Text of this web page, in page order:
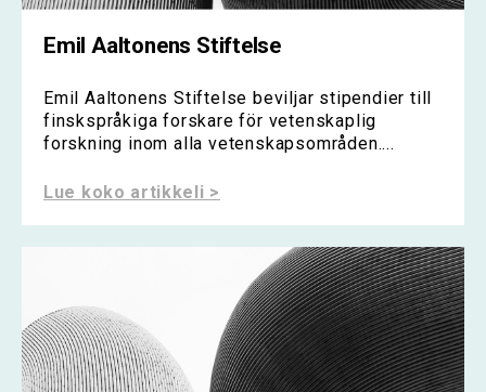
Emil Aaltonens Stiftelse
Emil Aaltonens Stiftelse beviljar stipendier till
finskspråkiga forskare för vetenskaplig
forskning inom alla vetenskapsområden....
Lue koko artikkeli >